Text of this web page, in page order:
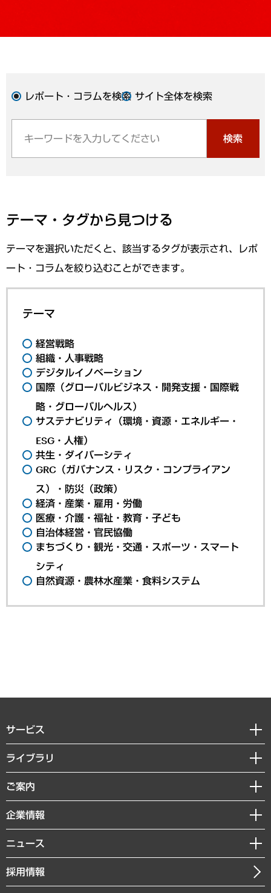
レポート・コラムを検索 サイト全体を検索
検索
テーマ・タグから見つける
テーマを選択いただくと、該当するタグが表示され、レポ
ート・コラムを絞り込むことができます。
テーマ
経営戦略
組織・人事戦略
デジタルイノベーション
国際（グローバルビジネス・開発支援・国際戦
略・グローバルヘルス）
サステナビリティ（環境・資源・エネルギー・
ESG・人権）
共生・ダイバーシティ
GRC（ガバナンス・リスク・コンプライアン
ス）・防災（政策）
経済・産業・雇用・労働
医療・介護・福祉・教育・子ども
自治体経営・官民協働
まちづくり・観光・交通・スポーツ・スマート
シティ
自然資源・農林水産業・食料システム
サービス
経営戦略
組織・人事戦略
デジタルイノベーション
共生・ダイバーシティ
GRC（ガバナンス・リスク・コンプライアンス）・防災（政策）
経済・産業・雇用・労働
ライブラリ
経済調査
レポート
コラム
経営用語集
受託・受注実績（官公庁関連）
ご案内
セミナー・イベント情報
MUFGビジネスセミナー
受託案件情報
企業情報
私たちの想い
社長メッセージ
会社概要
ニュース
ニュースリリース
お知らせ
採用情報